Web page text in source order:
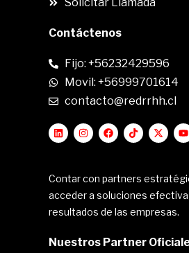
Contáctenos
Fijo: +56232429596
Movil: +56999701614
contacto@redrrhh.cl
Contar con partners
acceder a soluciones
resultados de las empresas.
Nuestros Partner